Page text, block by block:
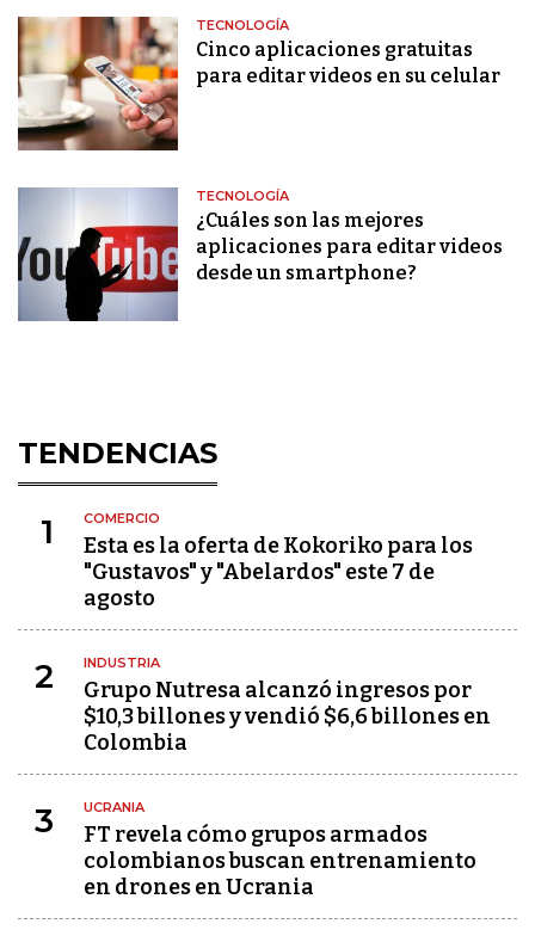
TECNOLOGÍA
Cinco aplicaciones gratuitas
para editar videos en su celular
TECNOLOGÍA
¿Cuáles son las mejores
aplicaciones para editar videos
desde un smartphone?
TENDENCIAS
1 COMERCIO
Esta es la oferta de Kokoriko para los
"Gustavos" y "Abelardos" este 7 de
agosto
2 INDUSTRIA
Grupo Nutresa alcanzó ingresos por
$10,3 billones y vendió $6,6 billones en
Colombia
3 UCRANIA
FT revela cómo grupos armados
colombianos buscan entrenamiento
en drones en Ucrania